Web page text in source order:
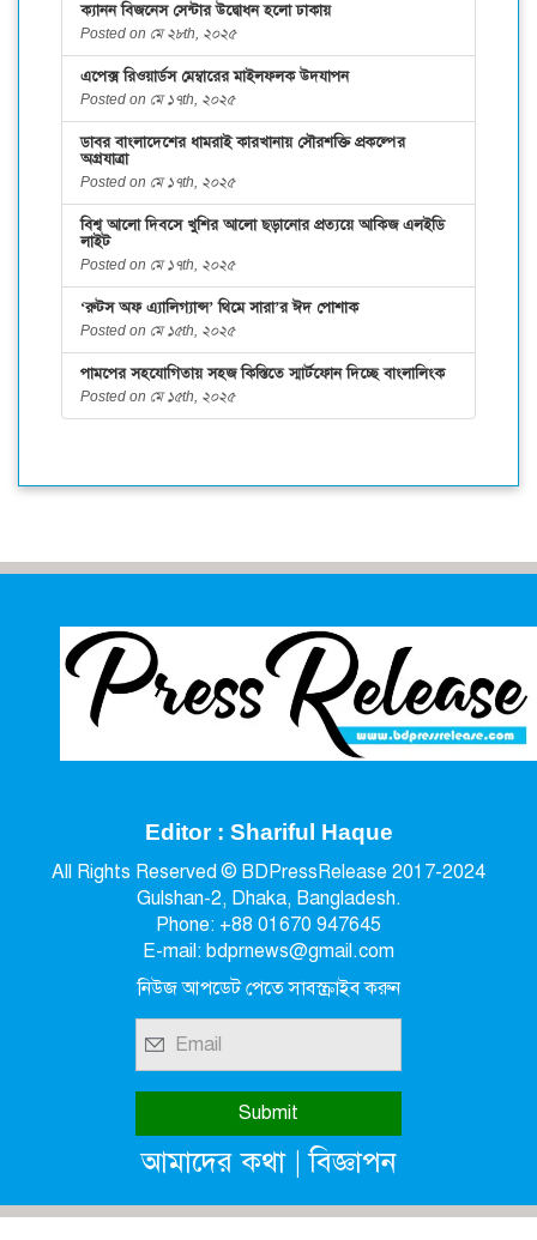
ক্যানন বিজনেস সেন্টার উদ্বোধন হলো ঢাকায়
Posted on মে ২৮th, ২০২৫
এপেক্স রিওয়ার্ডস মেম্বারের মাইলফলক উদযাপন
Posted on মে ১৭th, ২০২৫
ডাবর বাংলাদেশের ধামরাই কারখানায় সৌরশক্তি প্রকল্পের
অগ্রযাত্রা
Posted on মে ১৭th, ২০২৫
বিশ্ব আলো দিবসে খুশির আলো ছড়ানোর প্রত্যয়ে আকিজ এলইডি
লাইট
Posted on মে ১৭th, ২০২৫
‘রুটস অফ এ্যালিগ্যান্স’ থিমে সারা’র ঈদ পোশাক
Posted on মে ১৫th, ২০২৫
পামপের সহযোগিতায় সহজ কিস্তিতে স্মার্টফোন দিচ্ছে বাংলালিংক
Posted on মে ১৫th, ২০২৫
Editor : Shariful Haque
All Rights Reserved © BDPressRelease 2017-2024
Gulshan-2, Dhaka, Bangladesh.
Phone: +88 01670 947645
E-mail: bdprnews@gmail.com
নিউজ আপডেট পেতে সাবস্ক্রাইব করুন
আমাদের কথা|বিজ্ঞাপন